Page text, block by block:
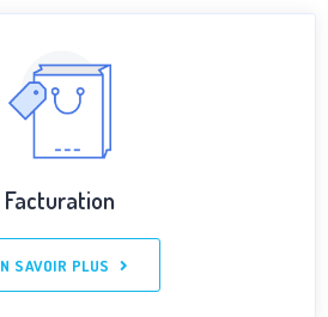
Facturation
SAVOIR PLUS